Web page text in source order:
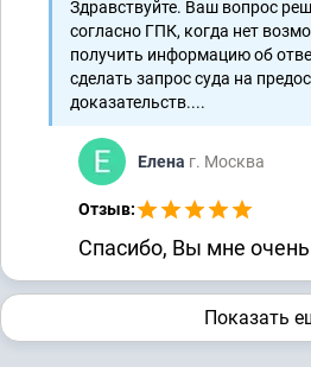
Здравствуйте. Ваш вопрос
согласно ГПК, когда нет
получить информацию об
сделать запрос суда на
доказательств....
Елена г. Москва
Отзыв:
Спасибо, Вы мне
Показать